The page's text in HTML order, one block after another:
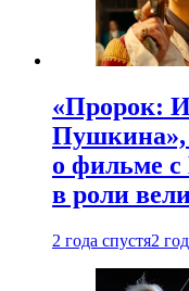
«Пророк:
Пушкина»,
о фильме
в роли
2 года спустя2